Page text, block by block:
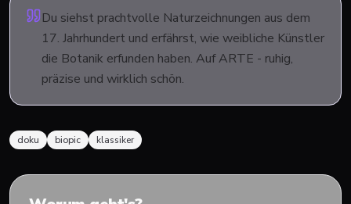
Du siehst prachtvolle Naturzeichnungen aus dem
17. Jahrhundert und erfährst, wie weibliche Künstler
die Botanik erfunden haben. Auf ARTE - ruhig,
präzise und wirklich schön.
doku biopic klassiker